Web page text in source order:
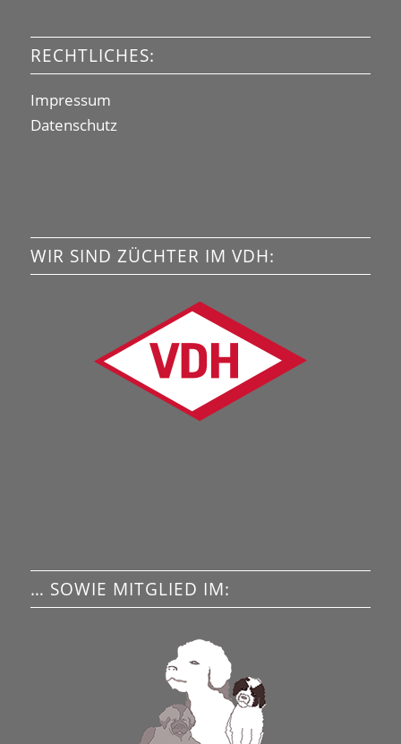
RECHTLICHES:
Impressum
Datenschutz
WIR SIND ZÜCHTER IM VDH:
… SOWIE MITGLIED IM: